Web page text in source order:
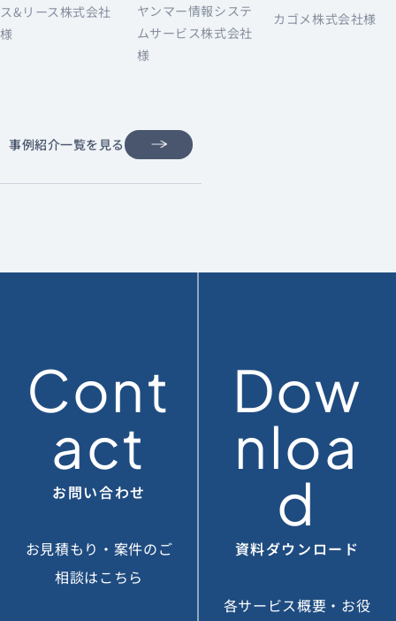
ス&リース株式会社
様
ヤンマー情報システ
ムサービス株式会社
様
カゴメ株式会社様
事例紹介一覧を見る
Cont
act
お問い合わせ
お見積もり・案件のご
相談はこちら
Dow
nloa
d
資料ダウンロード
各サービス概要・お役